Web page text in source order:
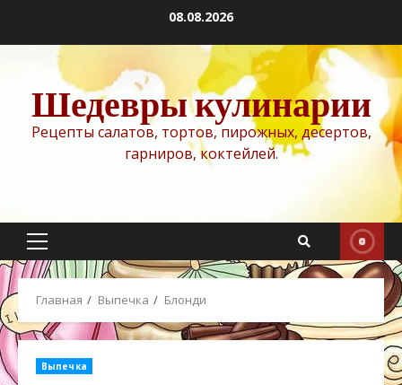
содержимому
08.08.2026
Шедевры кулинарии
Рецепты салатов, тортов, пирожных, десертов,
гарниров, коктейлей.
Основное
меню
Главная Выпечка Блонди
Выпечка